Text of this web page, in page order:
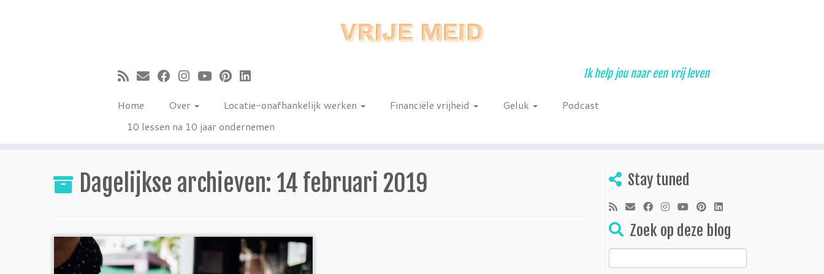
Ik help jou naar een vrij leven
Home Over Locatie-onafhankelijk werken Financiële vrijheid Geluk
Podcast
10 lessen na 10 jaar ondernemen
Dagelijkse archieven: 14 februari 2019 Stay tuned
Zoek op deze blog
Zoeken
naar: